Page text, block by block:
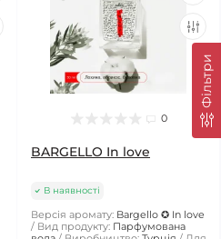
Фільтри
0
BARGELLO In love
В наявності
Версія аромату: Bargello ✪ In love
Вид продукту: Парфумована